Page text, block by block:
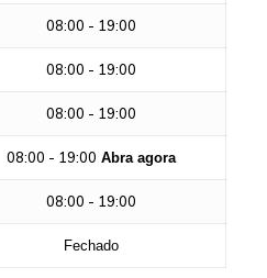
08:00 - 19:00
08:00 - 19:00
08:00 - 19:00
08:00 - 19:00 Abra agora
08:00 - 19:00
Fechado